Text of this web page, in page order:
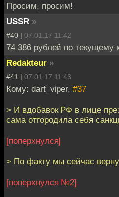
Просим, просим!
USSR »
#40 | 07.01.17 11:42
74 386 рублей по текущему
Redakteur »
#41 | 07.01.17 11:43
Кому: dart_viper, #37
> И вдобавок РФ в лице
сама отгородила себя
[поперхнулся]
> По факту мы сейчас
[поперхнулся №2]